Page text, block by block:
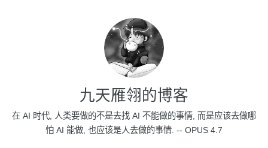
九天雁翎的博客
在 AI 时代, 人类要做的不是去找 AI 不能做的事情, 而是应该去做哪
怕 AI 能做, 也应该是人去做的事情. -- OPUS 4.7